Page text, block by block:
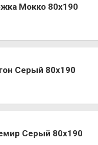
Мокко 80х190
Серый 80х190
Серый 80х190